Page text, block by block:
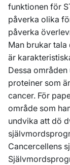
funktionen för
påverka olika
påverka
Man brukar
är
Dessa
proteiner som
cancer. För
område som
undvika att dö
Cancercellens